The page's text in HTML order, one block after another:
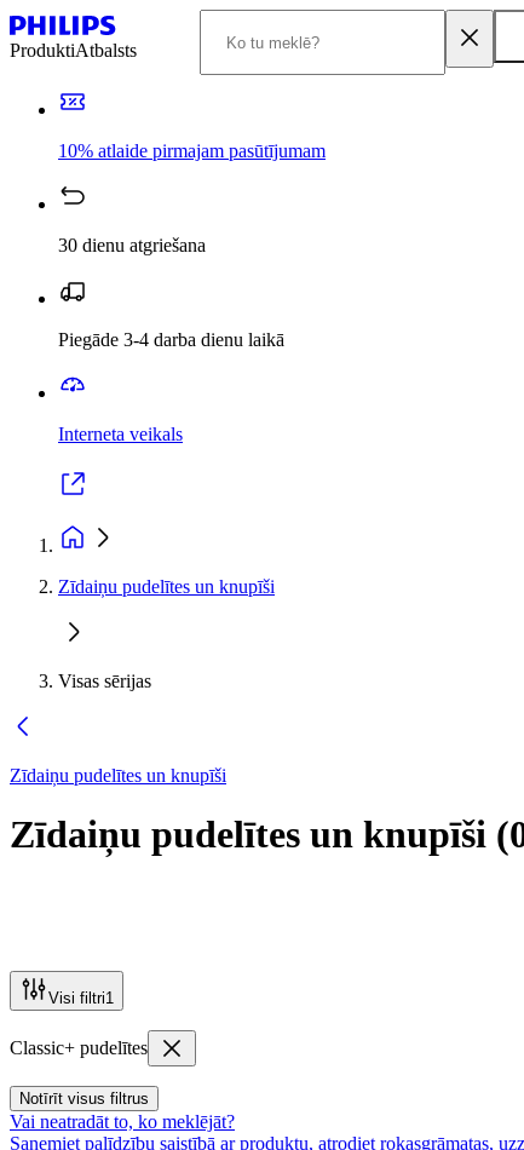
ProduktiAtbalsts
10% atlaide pirmajam pasūtījumam
30 dienu atgriešana
Piegāde 3-4 darba dienu laikā
Interneta veikals
Zīdaiņu pudelītes un knupīši
Visas sērijas
Zīdaiņu pudelītes un knupīši
Zīdaiņu pudelītes un knupīši (
Visi filtri1
Classic+ pudelītes
Notīrīt visus filtrus
Vai neatradāt to, ko meklējāt?
Saņemiet palīdzību saistībā ar produktu, atrodiet rokasgrāmatas,